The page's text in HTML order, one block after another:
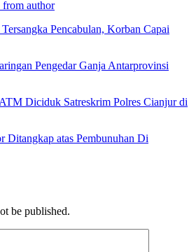
author
Pencabulan, Korban Capai
Pengedar Ganja Antarprovinsi
Diciduk Satreskrim Polres Cianjur di
Ditangkap atas Pembunuhan Di
be published.